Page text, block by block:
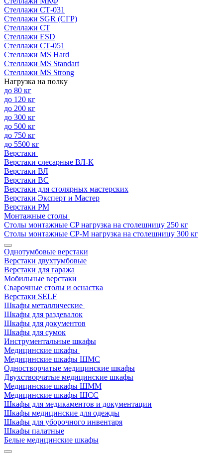
Стеллажи СТ-031
Стеллажи SGR (СГР)
Стеллажи СТ
Стеллажи ESD
Стеллажи СТ-051
Стеллажи MS Hard
Стеллажи MS Standart
Стеллажи MS Strong
Нагрузка на полку
до 80 кг
до 120 кг
до 200 кг
до 300 кг
до 500 кг
до 750 кг
до 5500 кг
Верстаки
Верстаки слесарные ВЛ-К
Верстаки ВЛ
Верстаки ВС
Верстаки для столярных мастерских
Верстаки Эксперт и Мастер
Верстаки РМ
Монтажные столы
Столы монтажные СP нагрузка на столешницу 250 кг
Столы монтажные СР-М нагрузка на столешницу 300 кг
Однотумбовые верстаки
Верстаки двухтумбовые
Верстаки для гаража
Мобильные верстаки
Сварочные столы и оснастка
Верстаки SELF
Шкафы металлические
Шкафы для раздевалок
Шкафы для документов
Шкафы для сумок
Инструментальные шкафы
Медицинские шкафы
Медицинские шкафы ШМС
Одностворчатые медицинские шкафы
Двухстворчатые медицинские шкафы
Медицинские шкафы ШММ
Медицинские шкафы ШСС
Шкафы для медикаментов и документации
Шкафы медицинские для одежды
Шкафы для уборочного инвентаря
Шкафы палатные
Белые медицинские шкафы